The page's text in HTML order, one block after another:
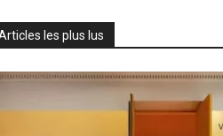
les plus lus